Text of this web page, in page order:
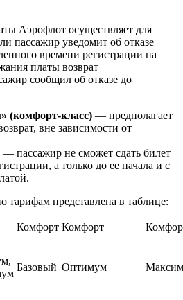
Аэрофлот осуществляет для
пассажир уведомит об отказе
времени регистрации на
платы возврат
сообщил об отказе до
(комфорт-класс) — предполагает
вне зависимости от
— пассажир не сможет сдать билет
а только до ее начала и с
представлена в таблице:
Комфорт Комфорт
Базовый Оптимум